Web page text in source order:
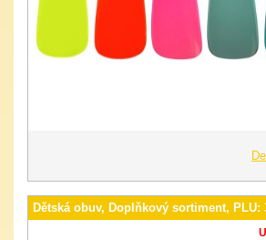
Dětská obuv, Doplňkový sortiment, PLU: